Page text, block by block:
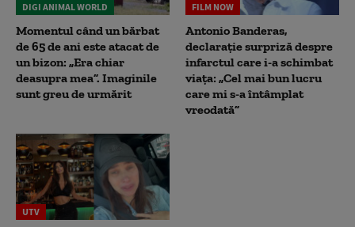
DIGI ANIMAL WORLD
Momentul când un bărbat
de 65 de ani este atacat de
un bizon: „Era chiar
deasupra mea”. Imaginile
sunt greu de urmărit
FILM NOW
Antonio Banderas,
declarație surpriză despre
infarctul care i-a schimbat
viața: „Cel mai bun lucru
care mi s-a întâmplat
vreodată”
UTV